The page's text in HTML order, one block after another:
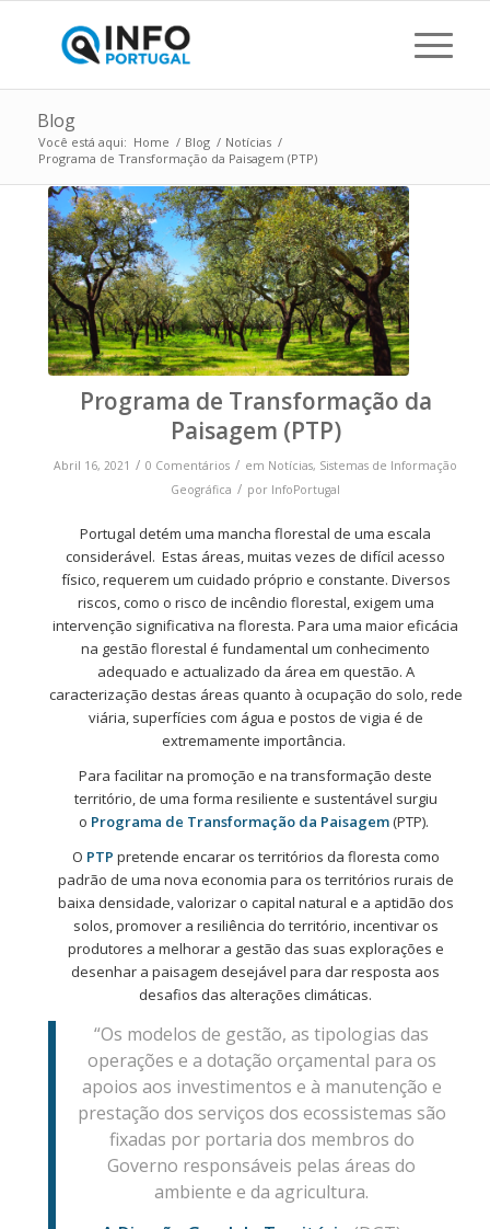
Blog
Você está aqui: Home / Blog / Notícias /
Programa de Transformação da Paisagem (PTP)
Programa de Transformação da
Paisagem (PTP)
Abril 16, 2021 / 0 Comentários / em Notícias, Sistemas de Informação
Geográfica / por InfoPortugal
Portugal detém uma mancha florestal de uma escala
considerável. Estas áreas, muitas vezes de difícil acesso
físico, requerem um cuidado próprio e constante. Diversos
riscos, como o risco de incêndio florestal, exigem uma
intervenção significativa na floresta. Para uma maior eficácia
na gestão florestal é fundamental um conhecimento
adequado e actualizado da área em questão. A
caracterização destas áreas quanto à ocupação do solo, rede
viária, superfícies com água e postos de vigia é de
extremamente importância.
Para facilitar na promoção e na transformação deste
território, de uma forma resiliente e sustentável surgiu
o Programa de Transformação da Paisagem(PTP).
O PTP pretende encarar os territórios da floresta como
padrão de uma nova economia para os territórios rurais de
baixa densidade, valorizar o capital natural e a aptidão dos
solos, promover a resiliência do território, incentivar os
produtores a melhorar a gestão das suas explorações e
desenhar a paisagem desejável para dar resposta aos
desafios das alterações climáticas.
“Os modelos de gestão, as tipologias das
operações e a dotação orçamental para os
apoios aos investimentos e à manutenção e
prestação dos serviços dos ecossistemas são
fixadas por portaria dos membros do
Governo responsáveis pelas áreas do
ambiente e da agricultura.